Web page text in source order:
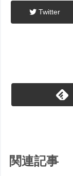
Twitter
関連記事